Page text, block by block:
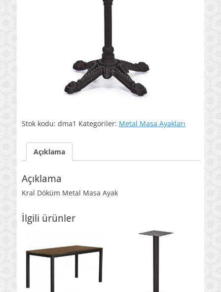
Stok kodu: dma1 Kategoriler: Metal Masa Ayakları
Açıklama
Açıklama
Kral Döküm Metal Masa Ayak
İlgili ürünler